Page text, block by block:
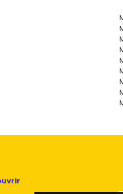
tout
des
santé,
le chemin
connecté,
libre.
les prix
concrétiser